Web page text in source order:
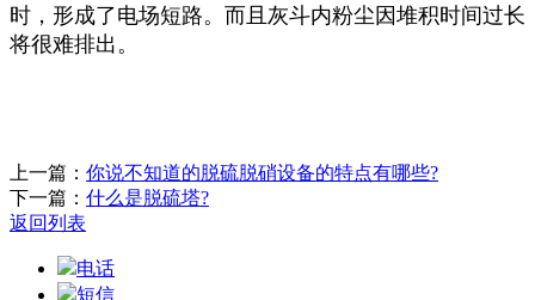
时，形成了电场短路。而且灰斗内粉尘因堆积时间过长
将很难排出。
上一篇： 你说不知道的脱硫脱硝设备的特点有哪些?
下一篇： 什么是脱硫塔?
返回列表
电话
短信